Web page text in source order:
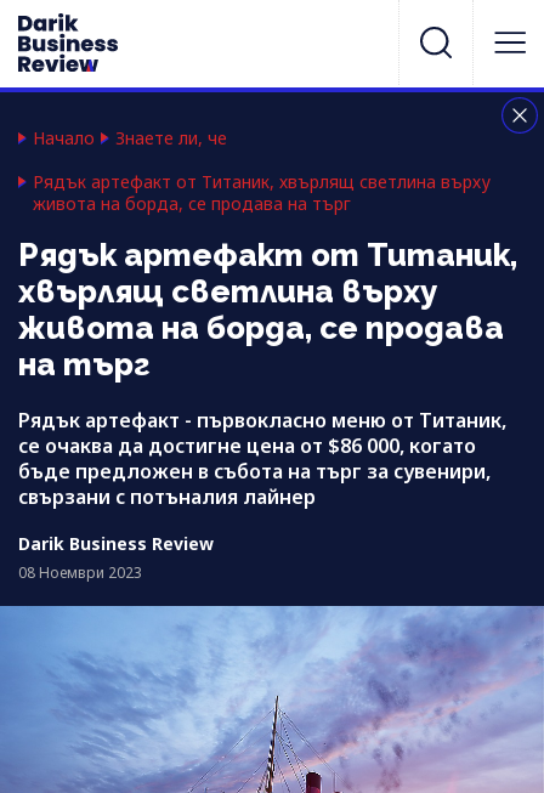
Начало
Знаете ли, че
Рядък артефакт от Титаник, хвърлящ светлина върху
живота на борда, се продава на търг
Рядък артефакт от Титаник,
хвърлящ светлина върху
живота на борда, се продава
на търг
Рядък артефакт - първокласно меню от Титаник,
се очаква да достигне цена от $86 000, когато
бъде предложен в събота на търг за сувенири,
свързани с потъналия лайнер
Darik Business Review
08 Ноември 2023